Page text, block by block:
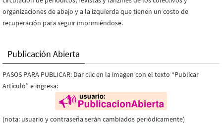
organizaciones de abajo y a la izquierda que tienen un costo de
recuperación para seguir imprimiéndose.
Publicación Abierta
PASOS PARA PUBLICAR: Dar clic en la imagen con el texto “Publicar
Artículo” e ingresa:
(nota: usuario y contraseña serán cambiados periódicamente)